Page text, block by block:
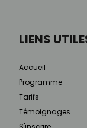
LIENS
Accueil
Programme
Tarifs
Témoignages